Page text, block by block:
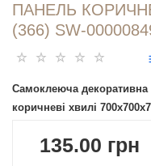
ПАНЕЛЬ
(366) SW-
Самоклеюча декоративна
коричневі хвилі
135.00 грн